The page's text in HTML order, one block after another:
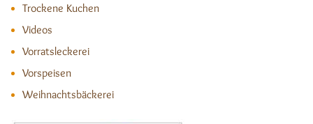
Trockene Kuchen
Videos
Vorratsleckerei
Vorspeisen
Weihnachtsbäckerei